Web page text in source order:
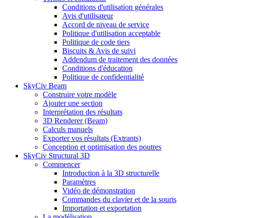
Conditions d'utilisation générales
Avis d'utilisateur
Accord de niveau de service
Politique d'utilisation acceptable
Politique de code tiers
Biscuits & Avis de suivi
Addendum de traitement des données
Conditions d'éducation
Politique de confidentialité
SkyCiv Beam
Construire votre modèle
Ajouter une section
Interprétation des résultats
3D Renderer (Beam)
Calculs manuels
Exporter vos résultats (Extrants)
Conception et optimisation des poutres
SkyCiv Structural 3D
Commencer
Introduction à la 3D structurelle
Paramètres
Vidéo de démonstration
Commandes du clavier et de la souris
Importation et exportation